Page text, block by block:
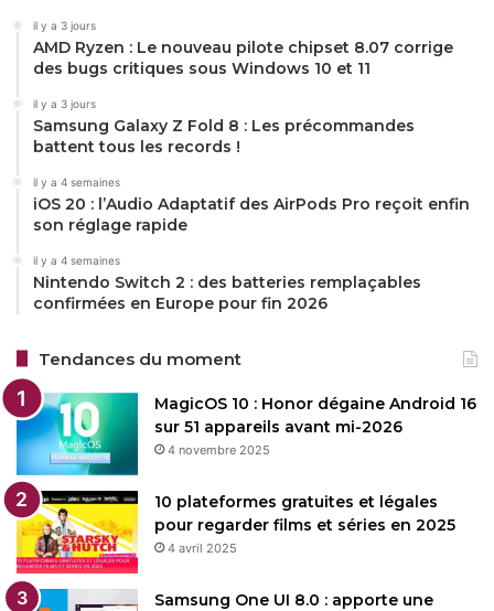
il y a 3 jours
AMD Ryzen : Le nouveau pilote chipset 8.07 corrige
des bugs critiques sous Windows 10 et 11
il y a 3 jours
Samsung Galaxy Z Fold 8 : Les précommandes
battent tous les records !
il y a 4 semaines
iOS 20 : l’Audio Adaptatif des AirPods Pro reçoit enfin
son réglage rapide
il y a 4 semaines
Nintendo Switch 2 : des batteries remplaçables
confirmées en Europe pour fin 2026
Tendances du moment
MagicOS 10 : Honor dégaine Android 16
sur 51 appareils avant mi-2026
4 novembre 2025
10 plateformes gratuites et légales
pour regarder films et séries en 2025
4 avril 2025
Samsung One UI 8.0 : apporte une